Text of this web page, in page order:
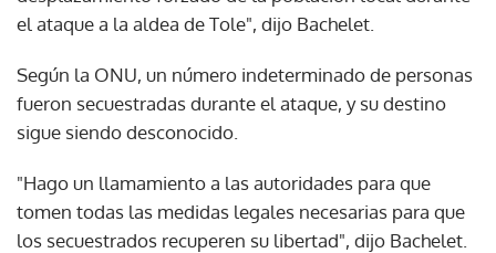
el ataque a la aldea de Tole", dijo Bachelet.
Según la ONU, un número indeterminado de personas
fueron secuestradas durante el ataque, y su destino
sigue siendo desconocido.
"Hago un llamamiento a las autoridades para que
tomen todas las medidas legales necesarias para que
los secuestrados recuperen su libertad", dijo Bachelet.